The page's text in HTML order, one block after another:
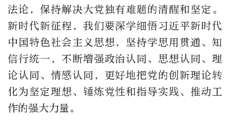
法论，保持解决大党独有难题的清醒和坚定。
新时代新征程，我们要深学细悟习近平新时代
中国特色社会主义思想，坚持学思用贯通、知
信行统一，不断增强政治认同、思想认同、理
论认同、情感认同，更好地把党的创新理论转
化为坚定理想、锤炼党性和指导实践、推动工
作的强大力量。